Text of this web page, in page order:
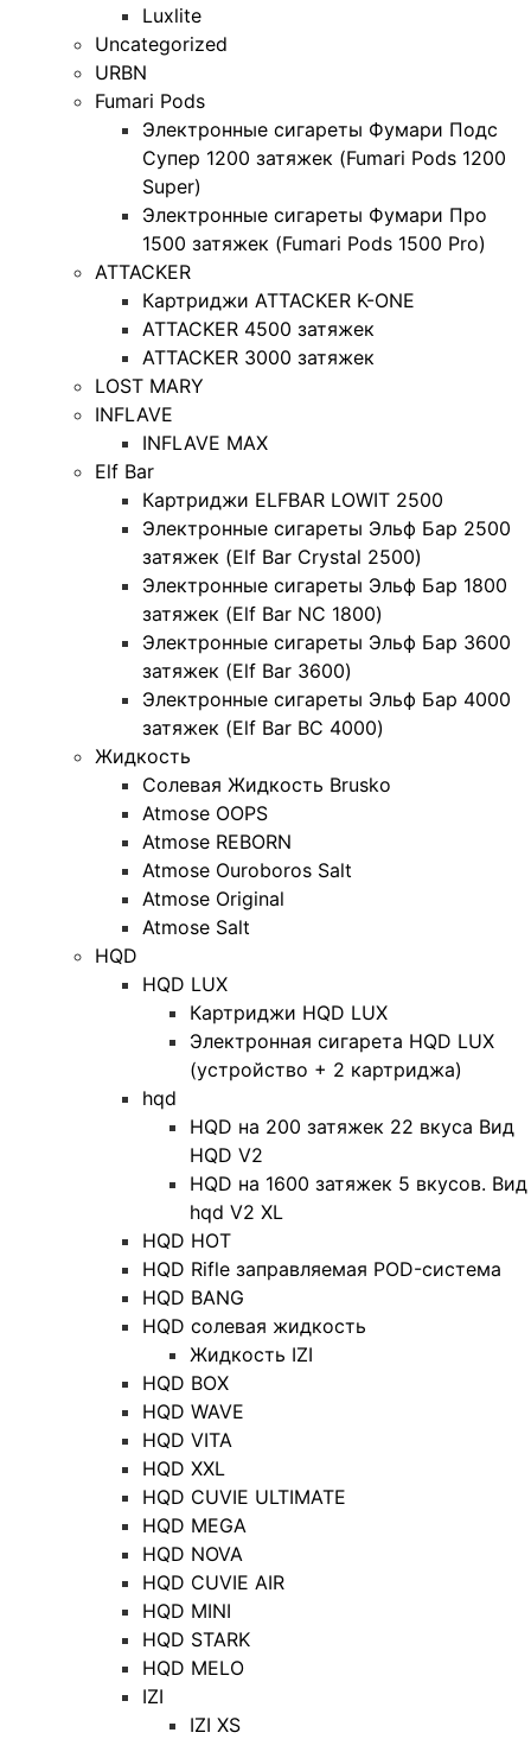
Luxlite
Uncategorized
URBN
Fumari Pods
Электронные сигареты Фумари Подс
Супер 1200 затяжек (Fumari Pods 1200
Super)
Электронные сигареты Фумари Про
1500 затяжек (Fumari Pods 1500 Pro)
ATTACKER
Картриджи ATTACKER K-ONE
ATTACKER 4500 затяжек
ATTACKER 3000 затяжек
LOST MARY
INFLAVE
INFLAVE MAX
Elf Bar
Картриджи ELFBAR LOWIT 2500
Электронные сигареты Эльф Бар 2500
затяжек (Elf Bar Crystal 2500)
Электронные сигареты Эльф Бар 1800
затяжек (Elf Bar NC 1800)
Электронные сигареты Эльф Бар 3600
затяжек (Elf Bar 3600)
Электронные сигареты Эльф Бар 4000
затяжек (Elf Bar BC 4000)
Жидкость
Солевая Жидкость Brusko
Atmose OOPS
Atmose REBORN
Atmose Ouroboros Salt
Atmose Original
Atmose Salt
HQD
HQD LUX
Картриджи HQD LUX
Электронная сигарета HQD LUX
(устройство + 2 картриджа)
hqd
HQD на 200 затяжек 22 вкуса Вид
HQD V2
HQD на 1600 затяжек 5 вкусов. Вид
hqd V2 XL
HQD HOT
HQD Rifle заправляемая POD-система
HQD BANG
HQD солевая жидкость
Жидкость IZI
HQD BOX
HQD WAVE
HQD VITA
HQD XXL
HQD CUVIE ULTIMATE
HQD MEGA
HQD NOVA
HQD CUVIE AIR
HQD MINI
HQD STARK
HQD MELO
IZI
IZI XS